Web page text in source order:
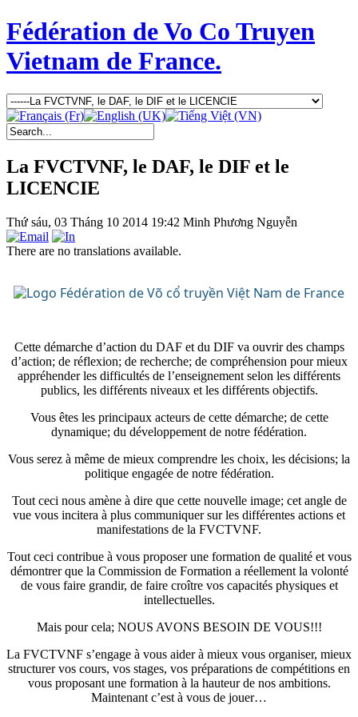
Fédération de Vo Co Truyen
Vietnam de France.
La FVCTVNF, le DAF, le DIF et le
LICENCIE
Thứ sáu, 03 Tháng 10 2014 19:42 Minh Phương Nguyễn
There are no translations available.
Cette démarche d’action du DAF et du DIF va ouvrir des champs
d’action; de réflexion; de recherche; de compréhension pour mieux
appréhender les difficultés de l’enseignement selon les différents
publics, les différents niveaux et les différents objectifs.
Vous êtes les principaux acteurs de cette démarche; de cette
dynamique; du développement de notre fédération.
Vous serez à même de mieux comprendre les choix, les décisions; la
politique engagée de notre fédération.
Tout ceci nous amène à dire que cette nouvelle image; cet angle de
vue vous incitera à plus communiquer sur les différentes actions et
manifestations de la FVCTVNF.
Tout ceci contribue à vous proposer une formation de qualité et vous
démontrer que la Commission de Formation a réellement la volonté
de vous faire grandir, de faire croître vos capacités physiques et
intellectuelles.
Mais pour cela; NOUS AVONS BESOIN DE VOUS!!!
La FVCTVNF s’engage à vous aider à mieux vous organiser, mieux
structurer vos cours, vos stages, vos préparations de compétitions en
vous proposant une formation à la hauteur de nos ambitions.
Maintenant c’est à vous de jouer…